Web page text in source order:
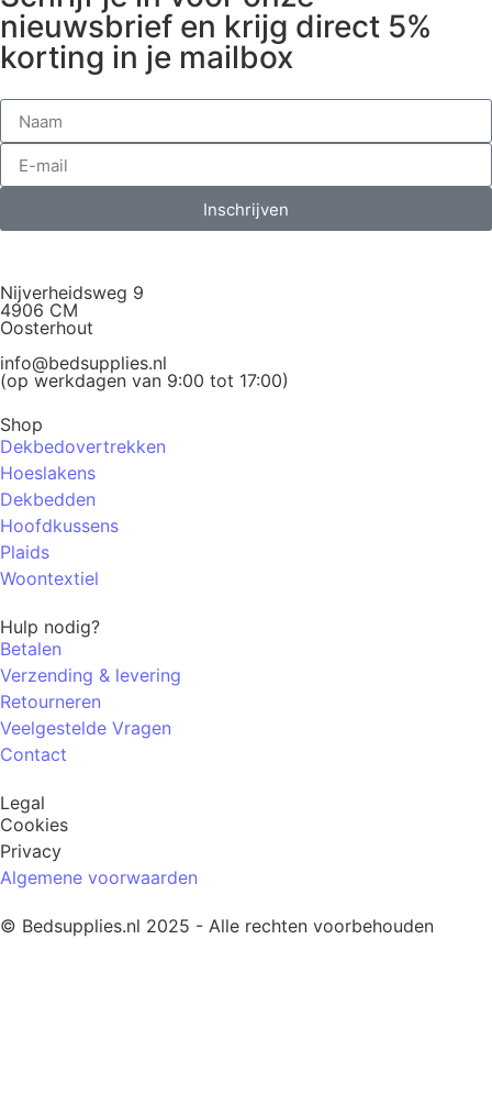
nieuwsbrief en krijg direct 5%
korting in je mailbox
Inschrijven
Nijverheidsweg 9
4906 CM
Oosterhout
info@bedsupplies.nl
(op werkdagen van 9:00 tot 17:00)
Shop
Dekbedovertrekken
Hoeslakens
Dekbedden
Hoofdkussens
Plaids
Woontextiel
Hulp nodig?
Betalen
Verzending & levering
Retourneren
Veelgestelde Vragen
Contact
Legal
Cookies
Privacy
Algemene voorwaarden
© Bedsupplies.nl 2025 - Alle rechten voorbehouden